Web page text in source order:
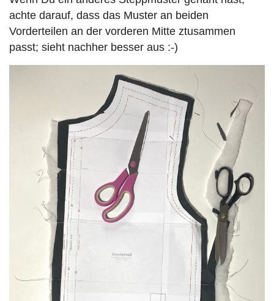
achte darauf, dass das Muster an beiden
Vorderteilen an der vorderen Mitte ztusammen
passt; sieht nachher besser aus :-)